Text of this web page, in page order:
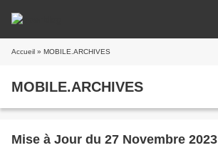
Accueil » MOBILE.ARCHIVES
MOBILE.ARCHIVES
Mise à Jour du 27 Novembre 2023